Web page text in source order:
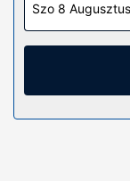
nagyméretű
nélküli internet-
műholdas
kikapcsolódását
Szo 8 Augusztus